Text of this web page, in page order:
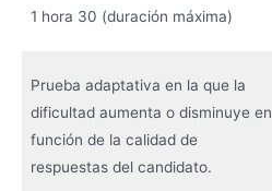
1 hora 30 (duración máxima)
Prueba adaptativa en la que la
dificultad aumenta o disminuye en
función de la calidad de
respuestas del candidato.